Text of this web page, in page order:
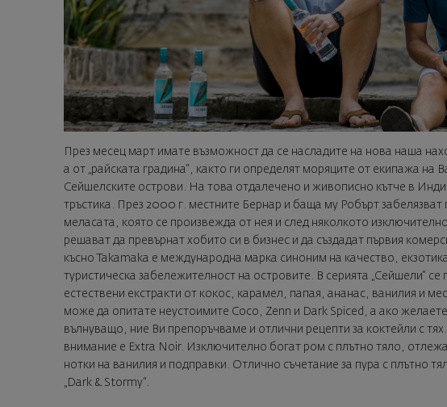
През месец март имате възможност да се насладите на нова наша
а от „райската градина“, както ги определят моряците от екипажа на
Сейшелските острови. На това отдалечено и живописно кътче в
тръстика. През 2000 г. местните Бернар и баща му Робърт забелязват
меласата, която се произвежда от нея и след няколкото
решават да превърнат хобито си в бизнес и да създадат първия
късно Takamaka e международна марка синоним на качество,
туристическа забележителност на островите. В серията „Сейшели“
естествени екстракти от кокос, карамел, папая, ананас, ванилия и
може да опитате неустоимите Coco, Zenn и Dark Spiced, а aко
вълнуващо, ние Ви препоръчваме и отлични рецепти за коктейли с
внимание е Еxtra Noir. Изключително богат ром с плътно тяло,
нотки на ванилия и подправки. Отлично съчетание за пура с плътно
„Dark & Stormy“.